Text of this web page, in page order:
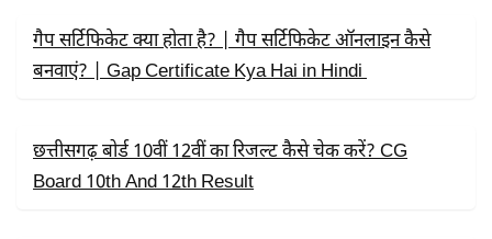
गैप सर्टिफिकेट क्या होता है? | गैप सर्टिफिकेट ऑनलाइन कैसे
बनवाएं? | Gap Certificate Kya Hai in Hindi
छत्तीसगढ़ बोर्ड 10वीं 12वीं का रिजल्ट कैसे चेक करें? CG
Board 10th And 12th Result